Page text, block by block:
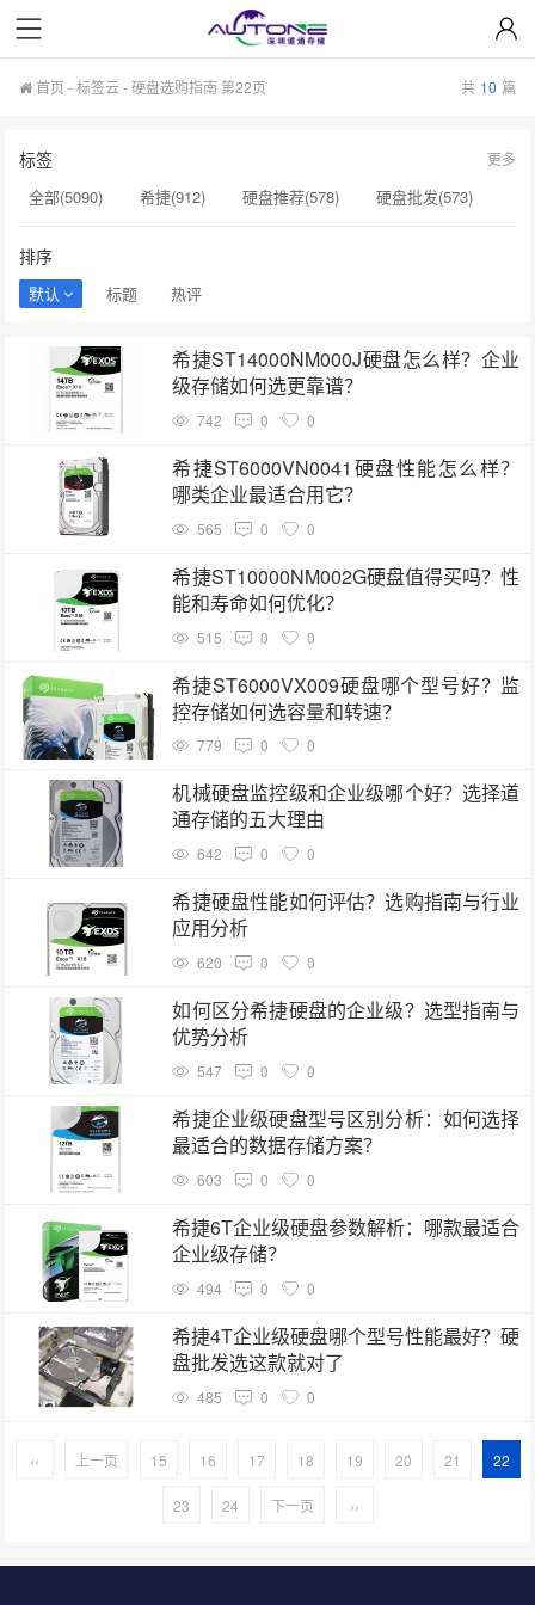
首页 -标签云- 硬盘选购指南 第22页 共 10 篇
标签
全部(5090) 希捷(912) 硬盘推荐(578)
硬盘批发(573)
硬盘采购(474)
希捷硬盘(471)
企业级NAS存储(189)
硬盘价格(164)
硬盘寿命(160)
二手硬盘(153)
硬盘代理商(153)
英特尔(153)
SSD(152)
西数硬盘(152) 硬盘容量(151)
更多
排序
默认 标题 热评
希捷ST14000NM000J硬盘怎么样？企业
级存储如何选更靠谱？
742 0 0
希捷ST6000VN0041硬盘性能怎么样？
哪类企业最适合用它？
565 0 0
希捷ST10000NM002G硬盘值得买吗？性
能和寿命如何优化？
515 0 0
希捷ST6000VX009硬盘哪个型号好？监
控存储如何选容量和转速？
779 0 0
机械硬盘监控级和企业级哪个好？选择道
通存储的五大理由
642 0 0
希捷硬盘性能如何评估？选购指南与行业
应用分析
620 0 0
如何区分希捷硬盘的企业级？选型指南与
优势分析
547 0 0
希捷企业级硬盘型号区别分析：如何选择
最适合的数据存储方案？
603 0 0
希捷6T企业级硬盘参数解析：哪款最适合
企业级存储？
494 0 0
希捷4T企业级硬盘哪个型号性能最好？硬
盘批发选这款就对了
485 0 0
‹‹ 上一页 15 16 17 18 19 20 21 22
23 24 下一页 ››